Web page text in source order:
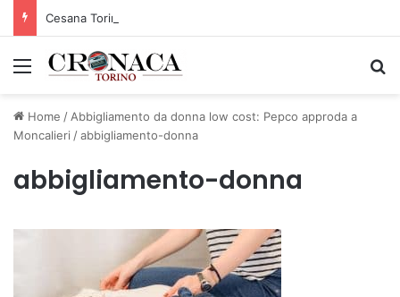
Menu
Home /Abbigliamento da donna low cost: Pepco approda a
Moncalieri /abbigliamento-donna
abbigliamento-donna